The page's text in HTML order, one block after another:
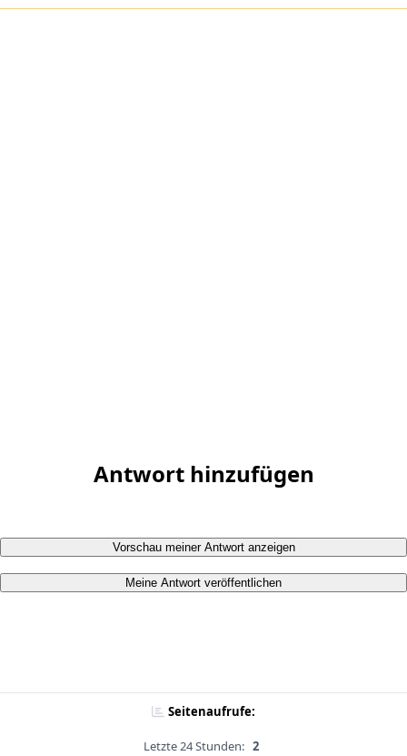
Antwort hinzufügen
Vorschau meiner Antwort anzeigen
Meine Antwort veröffentlichen
Seitenaufrufe:
Letzte 24 Stunden: 2